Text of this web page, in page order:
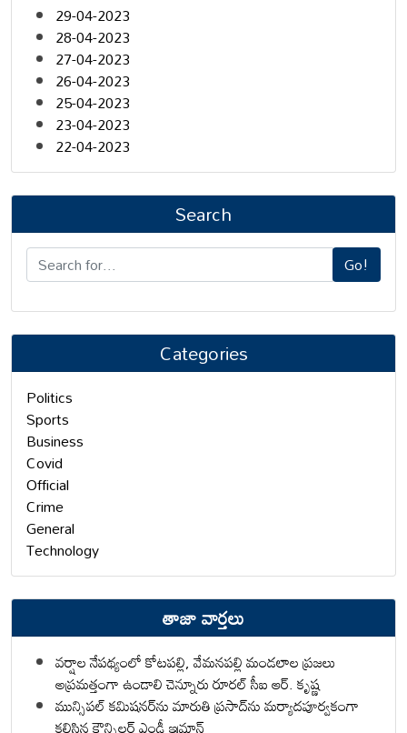
29-04-2023
28-04-2023
27-04-2023
26-04-2023
25-04-2023
23-04-2023
22-04-2023
Search
Go!
Categories
Politics
Sports
Business
Covid
Official
Crime
General
Technology
తాజా వార్తలు
వర్షాల నేపథ్యంలో కోటపల్లి, వేమనపల్లి మండలాల ప్రజలు
అప్రమత్తంగా ఉండాలి చెన్నూరు రూరల్ సీఐ ఆర్. కృష్ణ
మున్సిపల్ కమిషనర్‌ను మారుతి ప్రసాద్‌ను మర్యాదపూర్వకంగా